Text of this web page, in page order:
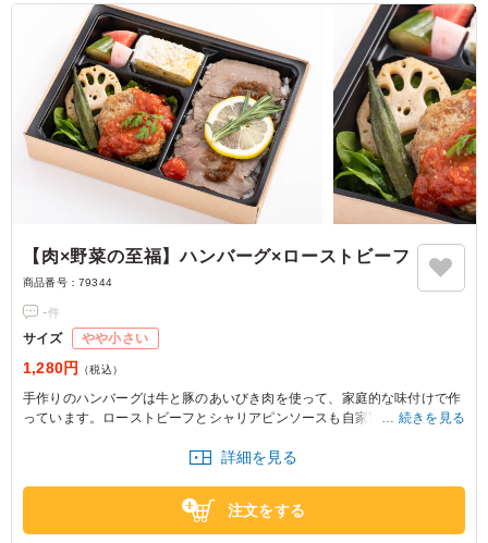
【肉×野菜の至福】ハンバーグ×ローストビーフ
商品番号： 79344
-件
サイズ やや小さい
1,280円 （税込）
手作りのハンバーグは牛と豚のあいびき肉を使って、家庭的な味付けで作
っています。ローストビーフとシャリアピンソースも自家製。家庭的な味
※野菜は時期によって変わる場合がございます。
※ご飯の種類を下記プルダウンよりお選びください。
続きを見る
詳細を見る
注文をする